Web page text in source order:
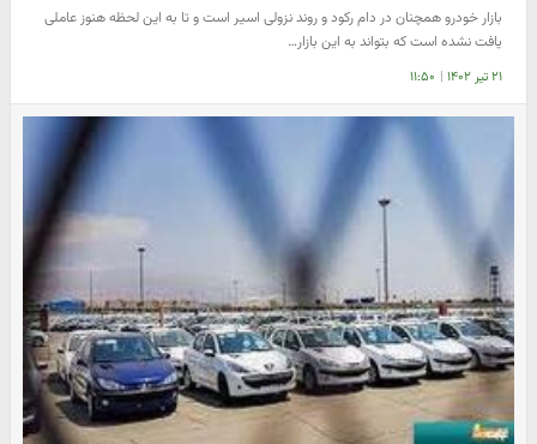
بازار خودرو همچنان در دام رکود و روند نزولی اسیر است و تا به این لحظه هنوز عاملی
یافت نشده است که بتواند به این بازار…
۲۱ تیر ۱۴۰۲ | ۱۱:۵۰